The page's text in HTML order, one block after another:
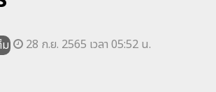
28 ก.ย. 2565 เวลา 05:52 น.